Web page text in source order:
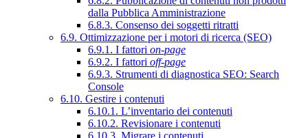
dalla Pubblica Amministrazione
6.8.3. Consenso dei soggetti ritratti
6.9. Ottimizzazione per i motori di ricerca (SEO)
6.9.1. I fattori on-page
6.9.2. I fattori off-page
6.9.3. Strumenti di diagnostica SEO: Search
Console
6.10. Gestire i contenuti
6.10.1. L’inventario dei contenuti
6.10.2. Revisionare i contenuti
6.10.3. Migrare i contenuti